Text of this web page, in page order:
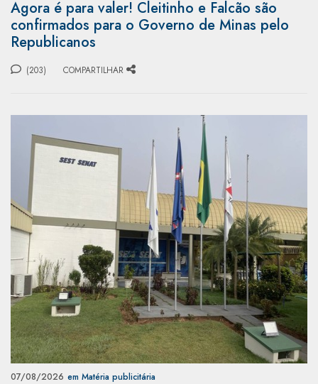
Agora é para valer! Cleitinho e Falcão são
confirmados para o Governo de Minas pelo
Republicanos
(203) COMPARTILHAR
07/08/2026 em Matéria publicitária